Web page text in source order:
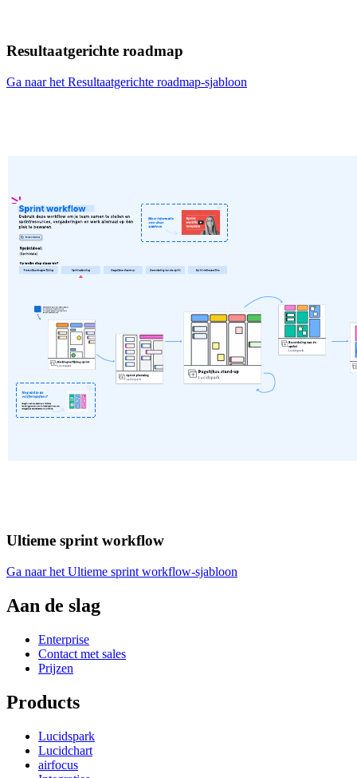
Resultaatgerichte roadmap
Ga naar het Resultaatgerichte roadmap-sjabloon
Ultieme sprint workflow
Ga naar het Ultieme sprint workflow-sjabloon
Aan de slag
Enterprise
Contact met sales
Prijzen
Products
Lucidspark
Lucidchart
airfocus